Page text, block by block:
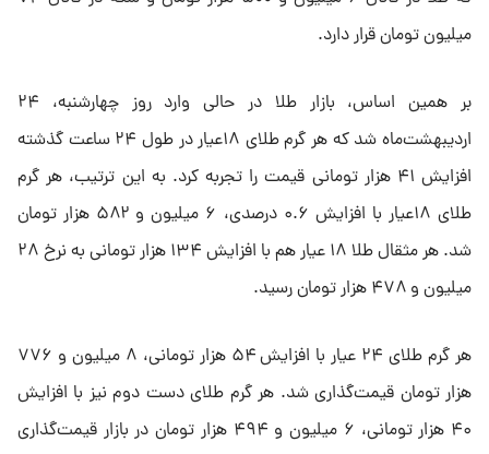
میلیون تومان قرار دارد.
بر همین اساس، بازار طلا در حالی وارد روز چهارشنبه، ۲۴
اردیبهشت‌ماه شد که هر گرم طلای ۱۸عیار در طول ۲۴ ساعت گذشته
افزایش ۴۱ هزار تومانی قیمت را تجربه کرد. به این ترتیب، هر گرم
طلای ۱۸عیار با افزایش ۰.۶ درصدی، ۶ میلیون و ۵۸۲ هزار تومان
شد. هر مثقال طلا ۱۸ عیار هم با افزایش ۱۳۴ هزار تومانی به نرخ ۲۸
میلیون و ۴۷۸ هزار تومان رسید.
هر گرم طلای ۲۴ عیار با افزایش ۵۴ هزار تومانی، ۸ میلیون و ۷۷۶
هزار تومان قیمت‌گذاری شد. هر گرم طلای دست دوم نیز با افزایش
۴۰ هزار تومانی، ۶ میلیون و ۴۹۴ هزار تومان در بازار قیمت‌گذاری